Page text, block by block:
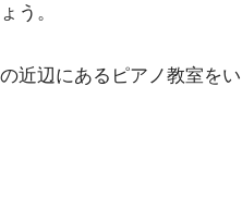
う。
近辺にあるピアノ教室をい